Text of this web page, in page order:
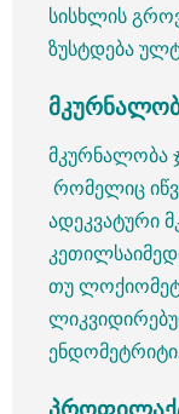
სისხლის
ზუსტდება
მკურნალობა
რომელიც
ადეკვატური
თუ
ენდომეტრიტი.